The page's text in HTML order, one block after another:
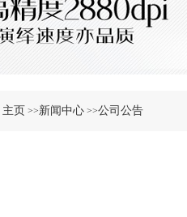
主页 >>新闻中心 >>公司公告